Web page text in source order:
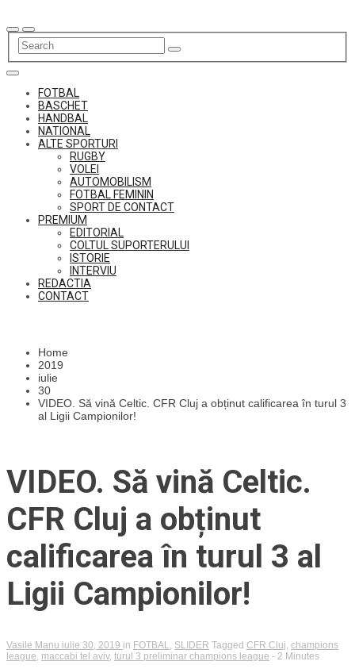
to
content
FOTBAL
BASCHET
HANDBAL
NATIONAL
ALTE SPORTURI
RUGBY
VOLEI
AUTOMOBILISM
FOTBAL FEMININ
SPORT DE CONTACT
PREMIUM
EDITORIAL
COLTUL SUPORTERULUI
ISTORIE
INTERVIU
REDACTIA
CONTACT
Home
2019
iulie
30
VIDEO. Să vină Celtic. CFR Cluj a obținut calificarea în turul 3
al Ligii Campionilor!
VIDEO. Să vină Celtic.
CFR Cluj a obținut
calificarea în turul 3 al
Ligii Campionilor!
Vasile Manu iulie 30, 2019 in FOTBAL SLIDER Tagged CFR Cluj champions
league maccabi tel aviv, turul 3 preliminar champions league - 2 Minutes